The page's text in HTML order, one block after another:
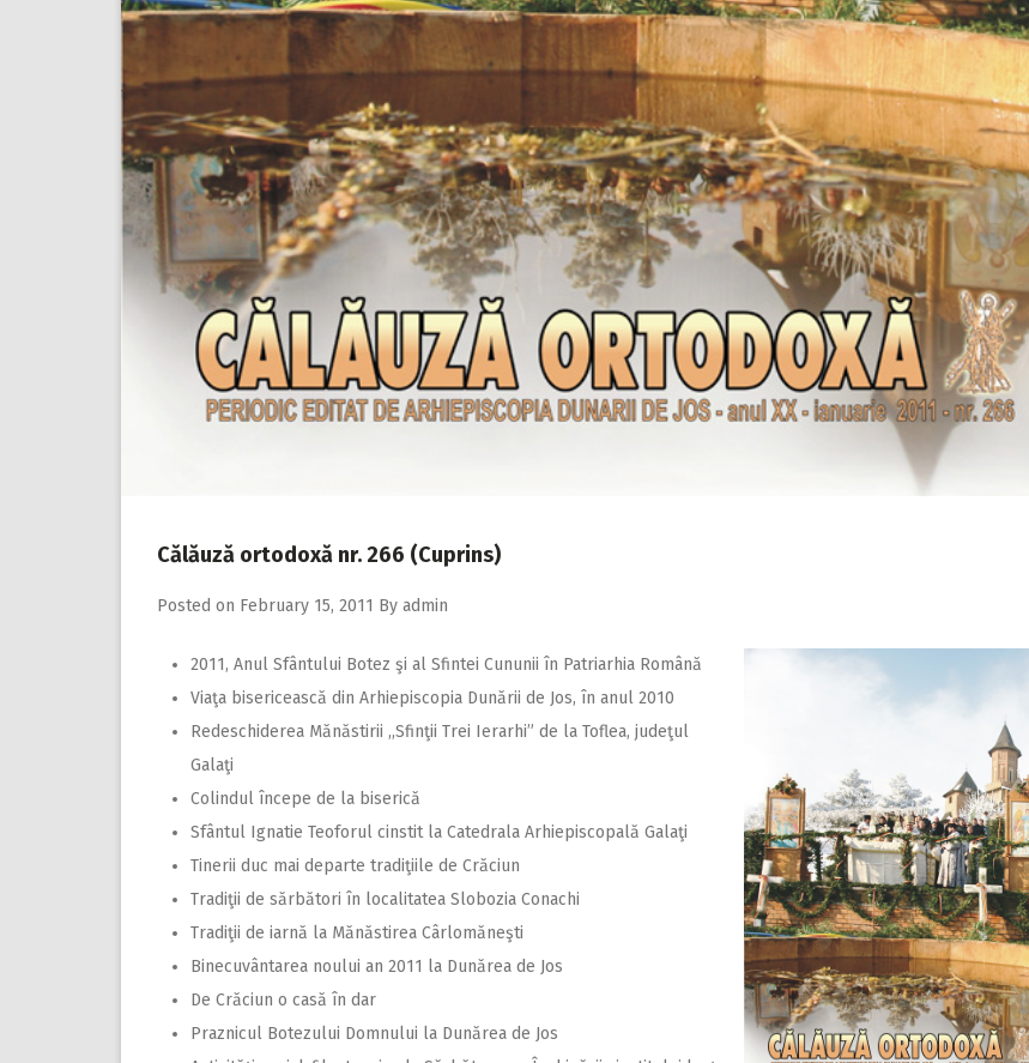
Călăuză ortodoxă nr. 266 (Cuprins)
Posted on February 15, 2011 By admin
2011, Anul Sfântului Botez şi al Sfintei Cununii în Patriarhia Română
Viaţa bisericească din Arhiepiscopia Dunării de Jos, în anul 2010
Redeschiderea Mănăstirii ,,Sfinţii Trei Ierarhi” de la Toflea, judeţul
Galaţi
Colindul începe de la biserică
Sfântul Ignatie Teoforul cinstit la Catedrala Arhiepiscopală Galaţi
Tinerii duc mai departe tradiţiile de Crăciun
Tradiţii de sărbători în localitatea Slobozia Conachi
Tradiţii de iarnă la Mănăstirea Cârlomăneşti
Binecuvântarea noului an 2011 la Dunărea de Jos
De Crăciun o casă în dar
Praznicul Botezului Domnului la Dunărea de Jos